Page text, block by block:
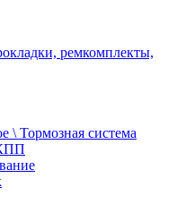
ремкомплекты,
\ Тормозная система